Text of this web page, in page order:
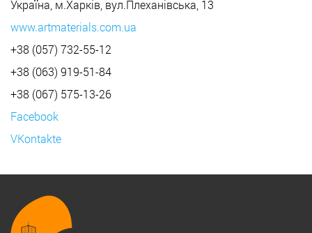
Україна, м.Харків, вул.Плеханівська, 13
www.artmaterials.com.ua
+38 (057) 732-55-12
+38 (063) 919-51-84
+38 (067) 575-13-26
Facebook
VKontakte